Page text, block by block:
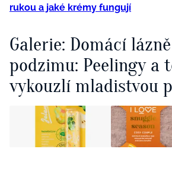
rukou a jaké krémy fungují
Galerie: Domácí
podzimu: Peelingy a
vykouzlí mladistvou